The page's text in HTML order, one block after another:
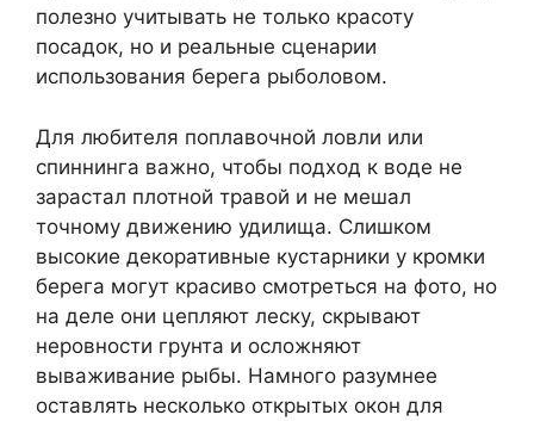
полезно учитывать не только красоту
посадок, но и реальные сценарии
использования берега рыболовом.
Для любителя поплавочной ловли или
спиннинга важно, чтобы подход к воде не
зарастал плотной травой и не мешал
точному движению удилища. Слишком
высокие декоративные кустарники у кромки
берега могут красиво смотреться на фото, но
на деле они цепляют леску, скрывают
неровности грунта и осложняют
вываживание рыбы. Намного разумнее
оставлять несколько открытых окон для